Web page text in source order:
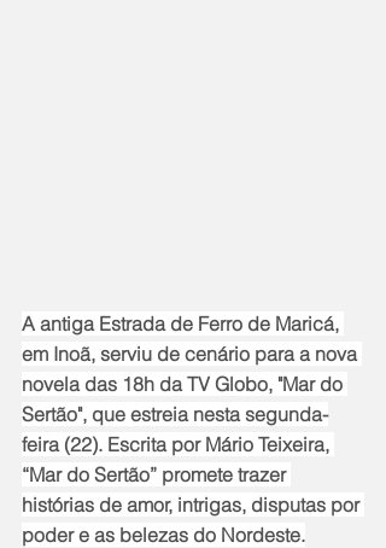
A antiga Estrada de Ferro de Maricá,
em Inoã, serviu de cenário para a nova
novela das 18h da TV Globo, "Mar do
Sertão", que estreia nesta segunda-
feira (22). Escrita por Mário Teixeira,
“Mar do Sertão” promete trazer
histórias de amor, intrigas, disputas por
poder e as belezas do Nordeste.